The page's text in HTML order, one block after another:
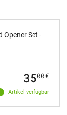
Opener Set -
Artikel verfügbar
3500€